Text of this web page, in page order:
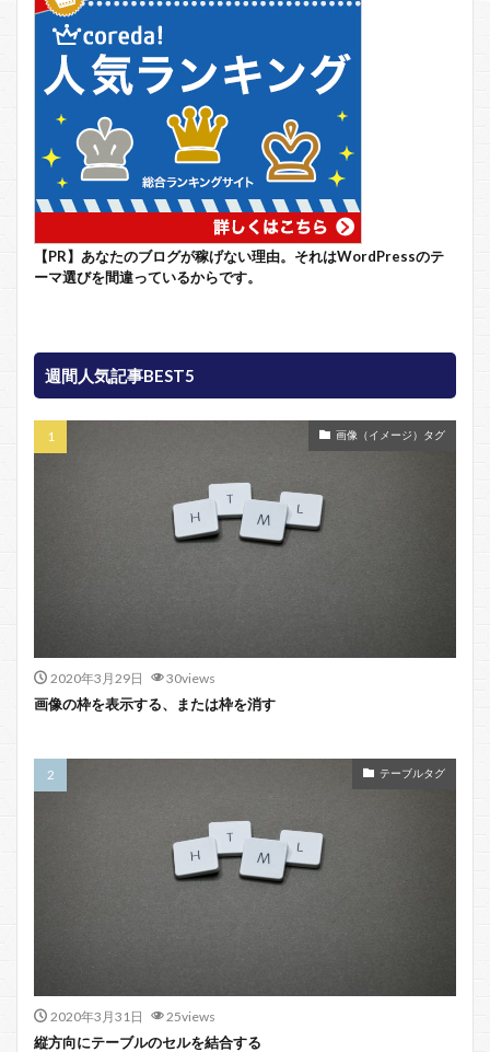
【PR】あなたのブログが稼げない理由。それはWordPressのテ
ーマ選びを間違っているからです。
週間人気記事BEST5
画像（イメージ）タグ
2020年3月29日 30views
画像の枠を表示する、または枠を消す
テーブルタグ
2020年3月31日 25views
縦方向にテーブルのセルを結合する